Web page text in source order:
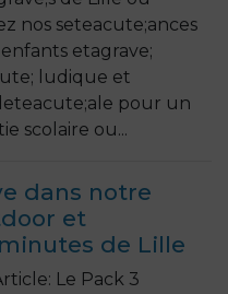
nos seteacute;ances
etagrave;
ludique et
pour un
scolaire ou...
dans notre
et
de Lille
Le Pack 3